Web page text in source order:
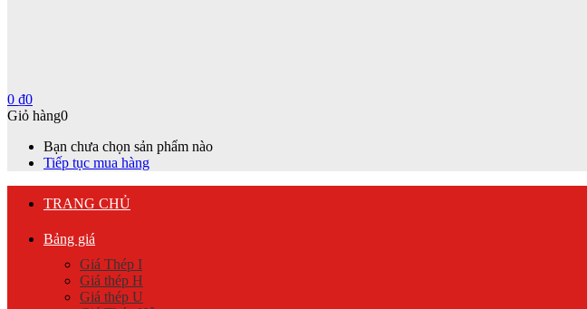
0 ₫0
Giỏ hàng0
Bạn chưa chọn sản phẩm nào
Tiếp tục mua hàng
TRANG CHỦ
Bảng giá
Giá Thép I
Giá thép H
Giá thép U